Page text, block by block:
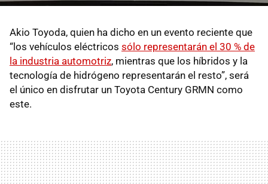
Akio Toyoda, quien ha dicho en un evento reciente que
“los vehículos eléctricos sólo representarán el 30 % de
la industria automotriz, mientras que los híbridos y la
tecnología de hidrógeno representarán el resto”, será
el único en disfrutar un Toyota Century GRMN como
este.